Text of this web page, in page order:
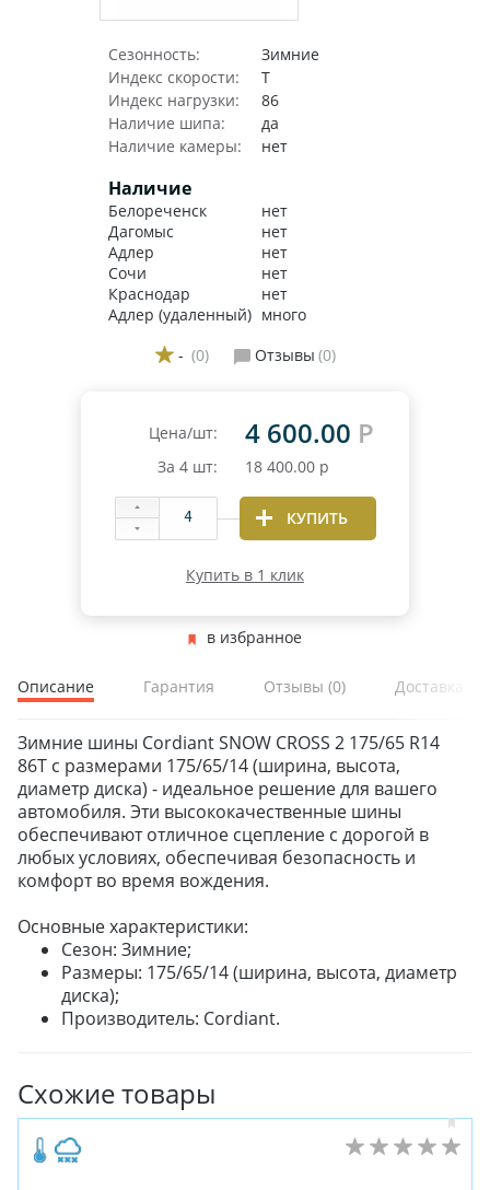
Сезонность:
Зимние
Индекс скорости:
T
Индекс нагрузки:
86
Наличие шипа:
да
Наличие камеры:
нет
Наличие
Белореченск
нет
Дагомыс
нет
Адлер
нет
Сочи
нет
Краснодар
нет
Адлер (удаленный) много
- (0) Отзывы (0)
Цена/шт: 4 600.00 Р
За 4 шт: 18 400.00 р
КУПИТЬ
Купить в 1 клик
в избранное
Описание Гарантия Отзывы (0) Доставка и
Зимние шины Cordiant SNOW CROSS 2 175/65 R14
86T с размерами 175/65/14 (ширина, высота,
диаметр диска) - идеальное решение для вашего
автомобиля. Эти высококачественные шины
обеспечивают отличное сцепление с дорогой в
любых условиях, обеспечивая безопасность и
комфорт во время вождения.
Основные характеристики:
Сезон: Зимние;
Размеры: 175/65/14 (ширина, высота, диаметр
диска);
Производитель: Cordiant.
Схожие товары